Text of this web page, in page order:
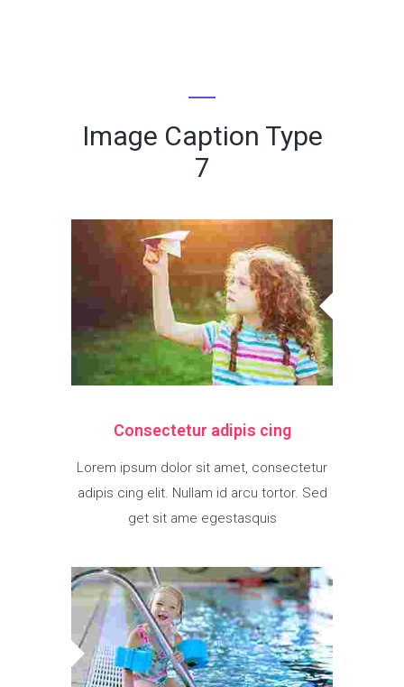
Image Caption Type
7
Consectetur adipis cing
Lorem ipsum dolor sit amet, consectetur
adipis cing elit. Nullam id arcu tortor. Sed
get sit ame egestasquis